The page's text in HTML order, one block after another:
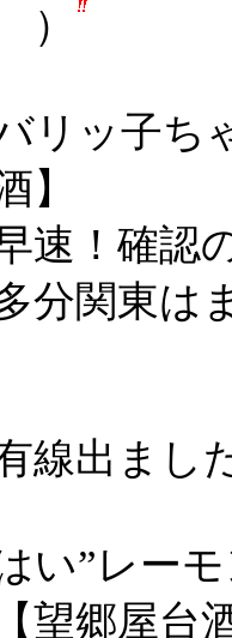
）
リッ子ち
】
速！確認
分関東は
線出まし
い”レー
【望郷屋